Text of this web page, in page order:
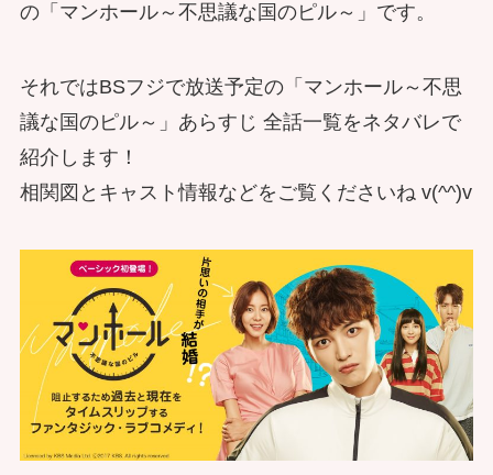
の「マンホール～不思議な国のピル～」です。
それではBSフジで放送予定の「マンホール～不思
議な国のピル～」あらすじ 全話一覧をネタバレで
紹介します！
相関図とキャスト情報などをご覧くださいね v(^^)v